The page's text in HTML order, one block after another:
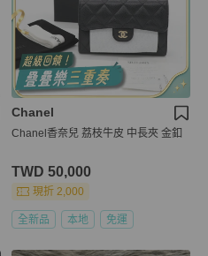
Chanel
Chanel香奈兒 荔枝牛皮 中長夾 金釦
TWD 50,000
現折 2,000
全新品 本地 免運